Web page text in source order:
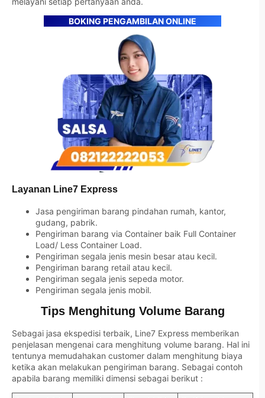
BOKING PENGAMBILAN ONLINE
Layanan Line7 Express
Jasa pengiriman barang pindahan rumah, kantor,
gudang, pabrik.
Pengiriman barang via Container baik Full Container
Load/ Less Container Load.
Pengiriman segala jenis mesin besar atau kecil.
Pengiriman barang retail atau kecil.
Pengiriman segala jenis sepeda motor.
Pengiriman segala jenis mobil.
Tips Menghitung Volume Barang
Sebagai jasa ekspedisi terbaik, Line7 Express memberikan
penjelasan mengenai cara menghitung volume barang. Hal ini
tentunya memudahakan customer dalam menghitung biaya
ketika akan melakukan pengiriman barang. Sebagai contoh
apabila barang memiliki dimensi sebagai berikut :